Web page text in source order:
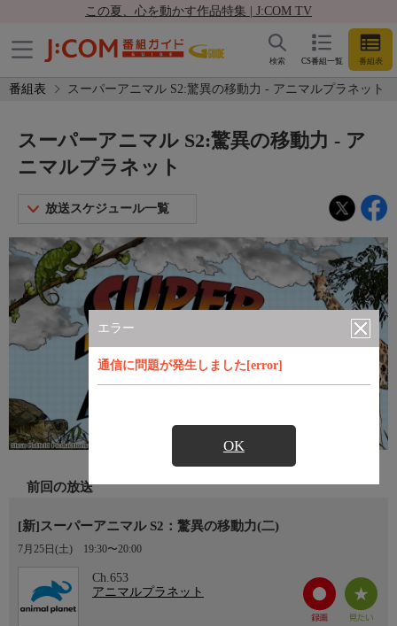
この夏、心を動かす作品特集 | J:COM TV
CS番組一覧 番組表
検索
番組表 スーパーアニマル S2:驚異の移動力 - アニマルプラネット
エラー
通信に問題が発生しました[error]
OK
スーパーアニマル S2:驚異の移動力 - ア
ニマルプラネット
放送スケジュール一覧
前回の放送
[新]スーパーアニマル S2：驚異の移動力(二)
7月25日(土) 19:30〜20:00
Ch.653
アニマルプラネット